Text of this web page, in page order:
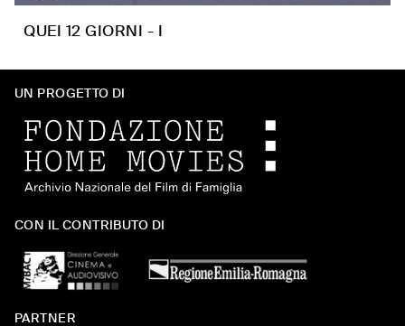
QUEI 12 GIORNI - I
UN PROGETTO DI
CON IL CONTRIBUTO DI
PARTNER